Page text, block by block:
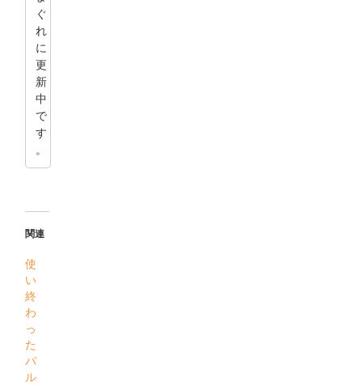
ぐ
れ
に
更
新
中
で
す
。
関連
使
い
終
わ
っ
た
パ
ル